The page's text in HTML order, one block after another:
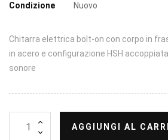
Condizione
Nuovo
Chitarra elettrica bolt-on con corpo in
in acero e configurazione HSH
sonore
AGGIUNGI AL